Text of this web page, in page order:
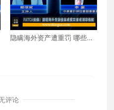
隐瞒海外资产遭重罚 哪些海
评论